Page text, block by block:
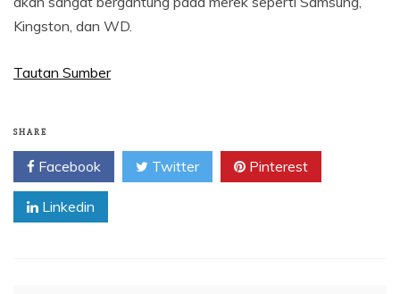
Kingston, dan WD.
Tautan Sumber
SHARE
Facebook Twitter Pinterest
Linkedin